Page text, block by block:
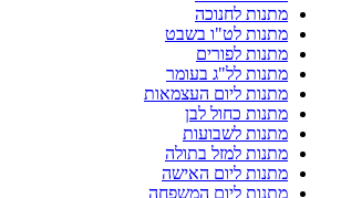
מתנות לחנוכה
מתנות לט"ו בשבט
מתנות לפורים
מתנות לל"ג בעומר
מתנות ליום העצמאות
מתנות כחול לבן
מתנות לשבועות
מתנות למזל בתולה
מתנות ליום האישה
מתנות ליום המשפחה